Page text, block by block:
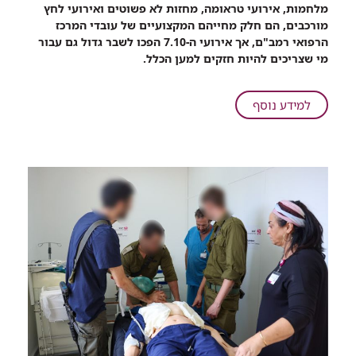
שיתוף
חוסן
לאומי:
מאות
של
עובדי
לתמיכה
מלחמות, אירועי טראומה, מחזות לא פשוטים ואירועי לחץ
מורכבים, הם חלק מחייהם המקצועיים של עובדי המרכז
הרפואי רמב"ם, אך אירועי ה-7.10 הפכו לשבר גדול גם עבור
מי שצריכים להיות חזקים למען הכלל.
למידע נוסףעל
חוסן
עובדי
רמב"ם
בבקשה
לתמיכה
רגשית